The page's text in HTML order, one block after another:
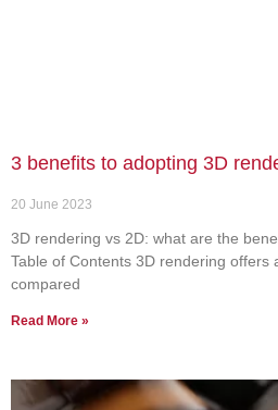
3 benefits to adopting 3D
20 June 2023
3D rendering vs 2D: what are the
Table of Contents 3D rendering offers
compared
Read More »